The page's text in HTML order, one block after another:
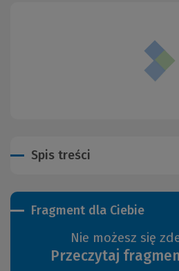
Fragment dla Ciebie
Nie możesz się
Przeczytaj
Spis treści